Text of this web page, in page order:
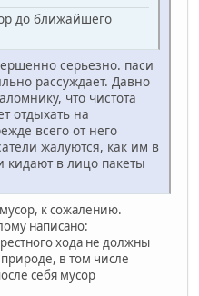
до ближайшего
серьезно. паси
рассуждает. Давно
что чистота
отдыхать на
всего от него
жалуются, как им в
кидают в лицо пакеты
к сожалению.
написано:
хода не должны
в том числе
себя мусор